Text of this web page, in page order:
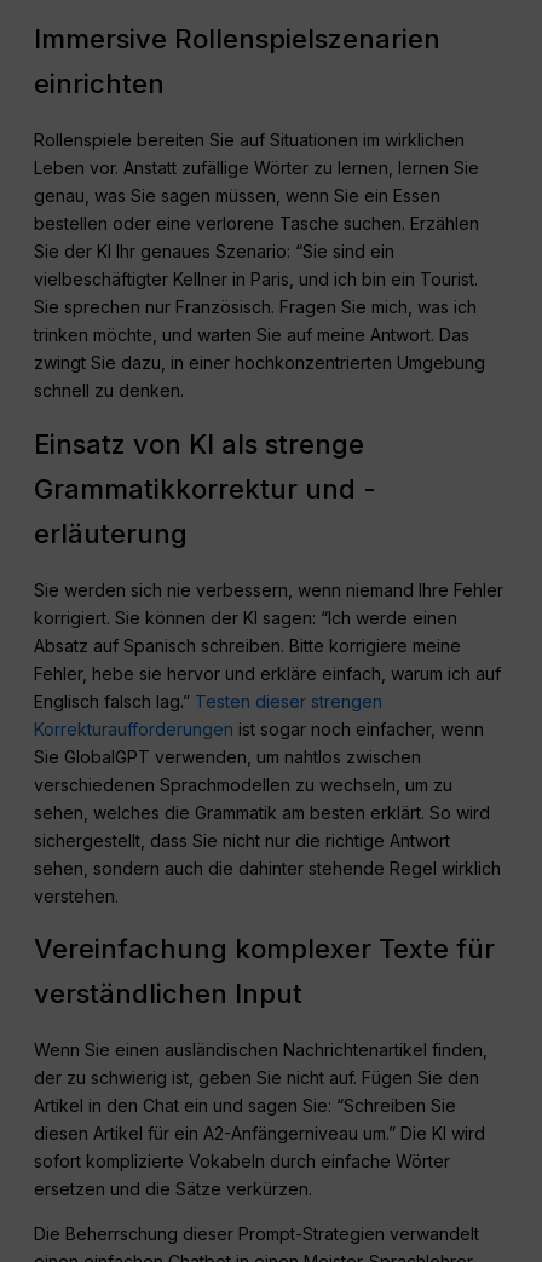
Immersive Rollenspielszenarien
einrichten
Rollenspiele bereiten Sie auf Situationen im wirklichen
Leben vor. Anstatt zufällige Wörter zu lernen, lernen Sie
genau, was Sie sagen müssen, wenn Sie ein Essen
bestellen oder eine verlorene Tasche suchen. Erzählen
Sie der KI Ihr genaues Szenario: “Sie sind ein
vielbeschäftigter Kellner in Paris, und ich bin ein Tourist.
Sie sprechen nur Französisch. Fragen Sie mich, was ich
trinken möchte, und warten Sie auf meine Antwort. Das
zwingt Sie dazu, in einer hochkonzentrierten Umgebung
schnell zu denken.
Einsatz von KI als strenge
Grammatikkorrektur und -
erläuterung
Sie werden sich nie verbessern, wenn niemand Ihre Fehler
korrigiert. Sie können der KI sagen: “Ich werde einen
Absatz auf Spanisch schreiben. Bitte korrigiere meine
Fehler, hebe sie hervor und erkläre einfach, warum ich auf
Englisch falsch lag.” Testen dieser strengen
Korrekturaufforderungen ist sogar noch einfacher, wenn
Sie GlobalGPT verwenden, um nahtlos zwischen
verschiedenen Sprachmodellen zu wechseln, um zu
sehen, welches die Grammatik am besten erklärt. So wird
sichergestellt, dass Sie nicht nur die richtige Antwort
sehen, sondern auch die dahinter stehende Regel wirklich
verstehen.
Vereinfachung komplexer Texte für
verständlichen Input
Wenn Sie einen ausländischen Nachrichtenartikel finden,
der zu schwierig ist, geben Sie nicht auf. Fügen Sie den
Artikel in den Chat ein und sagen Sie: “Schreiben Sie
diesen Artikel für ein A2-Anfängerniveau um.” Die KI wird
sofort komplizierte Vokabeln durch einfache Wörter
ersetzen und die Sätze verkürzen.
Die Beherrschung dieser Prompt-Strategien verwandelt